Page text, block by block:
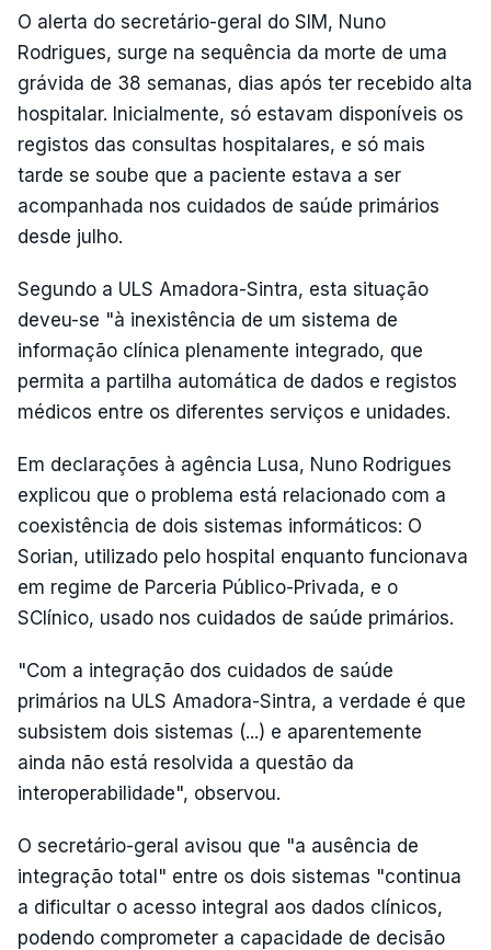
O alerta do secretário-geral do SIM, Nuno
Rodrigues, surge na sequência da morte de uma
grávida de 38 semanas, dias após ter recebido alta
hospitalar. Inicialmente, só estavam disponíveis os
registos das consultas hospitalares, e só mais
tarde se soube que a paciente estava a ser
acompanhada nos cuidados de saúde primários
desde julho.
Segundo a ULS Amadora-Sintra, esta situação
deveu-se "à inexistência de um sistema de
informação clínica plenamente integrado, que
permita a partilha automática de dados e registos
médicos entre os diferentes serviços e unidades.
Em declarações à agência Lusa, Nuno Rodrigues
explicou que o problema está relacionado com a
coexistência de dois sistemas informáticos: O
Sorian, utilizado pelo hospital enquanto funcionava
em regime de Parceria Público-Privada, e o
SClínico, usado nos cuidados de saúde primários.
"Com a integração dos cuidados de saúde
primários na ULS Amadora-Sintra, a verdade é que
subsistem dois sistemas (...) e aparentemente
ainda não está resolvida a questão da
interoperabilidade", observou.
O secretário-geral avisou que "a ausência de
integração total" entre os dois sistemas "continua
a dificultar o acesso integral aos dados clínicos,
podendo comprometer a capacidade de decisão